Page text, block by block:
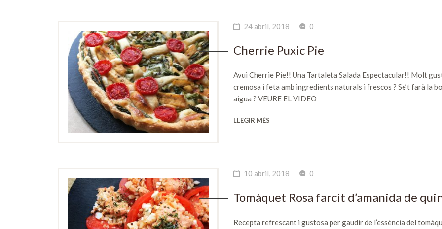
24 abril, 2018 0
Cherrie Puxic Pie
Avui Cherrie Pie!! Una Tartaleta Salada Espectacular!! Molt
cremosa i feta amb ingredients naturals i frescos ? Se’t farà la
aigua ? VEURE EL VIDEO
LLEGIR MÉS
10 abril, 2018 0
Tomàquet Rosa farcit d’amanida de
Recepta refrescant i gustosa per gaudir de l’essència del